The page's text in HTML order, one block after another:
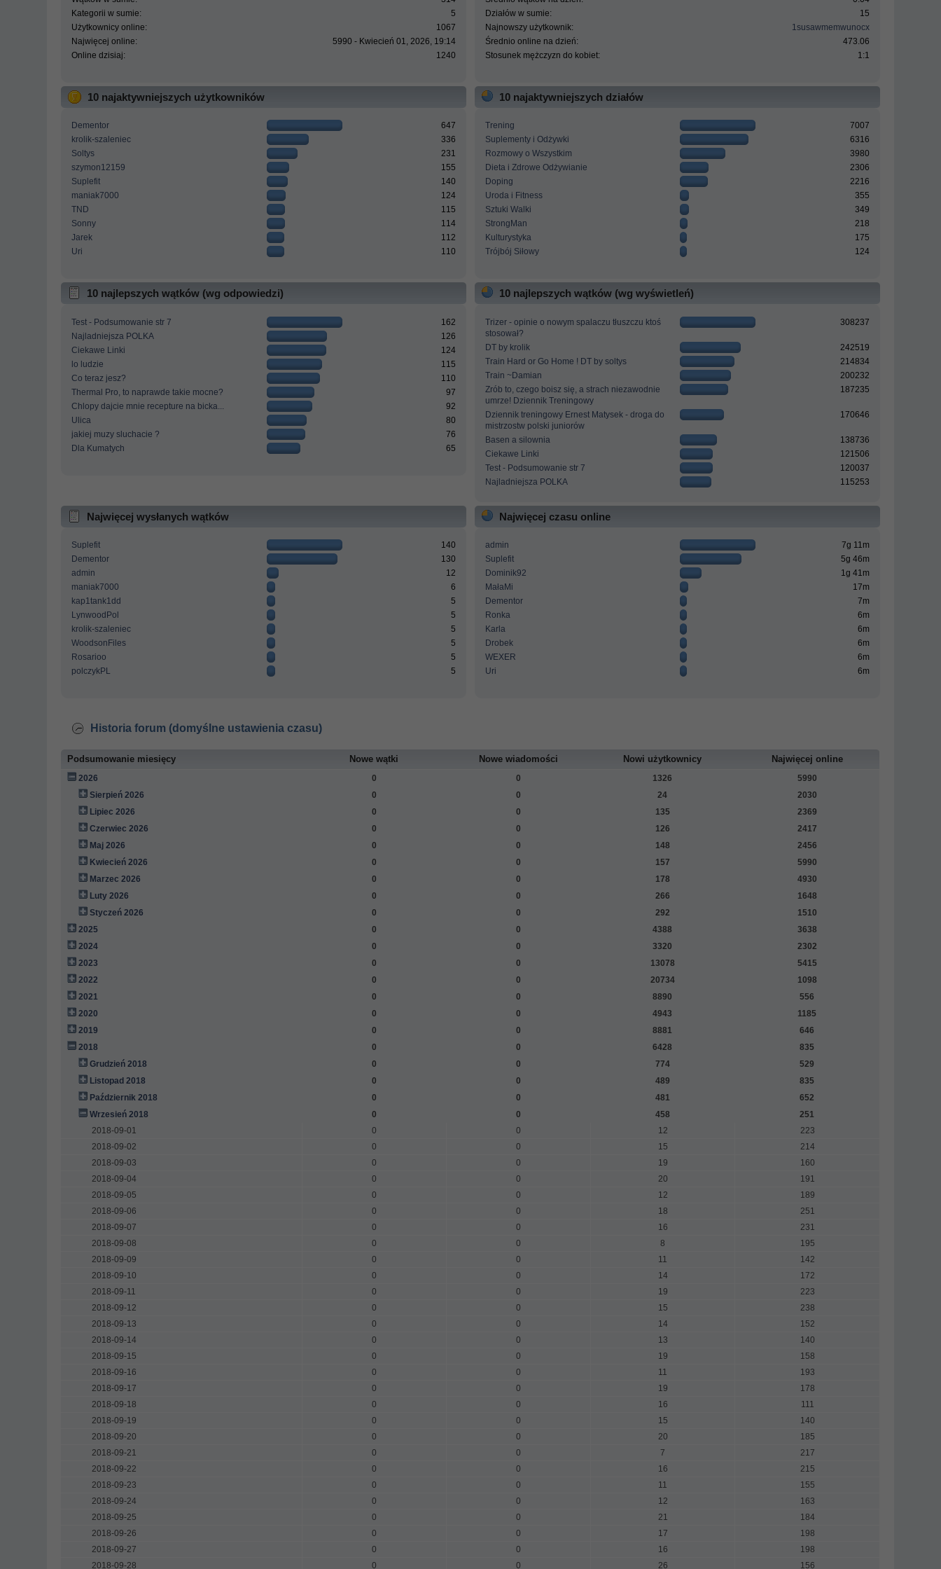
Kategorii w sumie:
5
Użytkownicy online:
1067
Najwięcej online:
5990 - Kwiecień 01, 2026, 19:14
Online dzisiaj:
1240
Działów w sumie:
15
Najnowszy użytkownik:
1susawmemwunocx
Średnio online na dzień:
473.06
Stosunek mężczyzn do kobiet:
1:1
10 najaktywniejszych użytkowników
Dementor
647
krolik-szaleniec
336
Soltys
231
szymon12159
155
Suplefit
140
maniak7000
124
TND
115
Sonny
114
Jarek
112
Uri
110
10 najaktywniejszych działów
Trening
7007
Suplementy i Odżywki
6316
Rozmowy o Wszystkim
3980
Dieta i Zdrowe Odżywianie
2306
Doping
2216
Uroda i Fitness
355
Sztuki Walki
349
StrongMan
218
Kulturystyka
175
Trójbój Siłowy
124
10 najlepszych wątków (wg odpowiedzi)
Test - Podsumowanie str 7
162
Najladniejsza POLKA
126
Ciekawe Linki
124
lo ludzie
115
Co teraz jesz?
110
Thermal Pro, to naprawde takie mocne?
97
Chlopy dajcie mnie recepture na bicka...
92
Ulica
80
jakiej muzy sluchacie ?
76
Dla Kumatych
65
10 najlepszych wątków (wg wyświetleń)
Trizer - opinie o nowym spalaczu tłuszczu ktoś
stosował?
308237
DT by krolik
242519
Train Hard or Go Home ! DT by soltys
214834
Train ~Damian
200232
Zrób to, czego boisz się, a strach niezawodnie
umrze! Dziennik Treningowy
187235
Dziennik treningowy Ernest Matysek - droga do
mistrzostw polski juniorów
170646
Basen a silownia
138736
Ciekawe Linki
121506
Test - Podsumowanie str 7
120037
Najladniejsza POLKA
115253
Najwięcej wysłanych wątków
Suplefit
140
Dementor
130
admin
12
maniak7000
6
kap1tank1dd
5
LynwoodPol
5
krolik-szaleniec
5
WoodsonFiles
5
Rosarioo
5
polczykPL
5
Najwięcej czasu online
admin
7g 11m
Suplefit
5g 46m
Dominik92
1g 41m
MałaMi
17m
Dementor
7m
Ronka
6m
Karla
6m
Drobek
6m
WEXER
6m
Uri
6m
Historia forum (domyślne ustawienia czasu)
Podsumowanie miesięcy Nowe wątki Nowe wiadomości Nowi użytkownicy Najwięcej online
2026 0 0 1326
5990
Sierpień 2026
0 0 24
2030
Lipiec 2026
0 0 135
2369
Czerwiec 2026
0 0 126
2417
Maj 2026
0 0 148
2456
Kwiecień 2026
0 0 157
5990
Marzec 2026
0 0 178
4930
Luty 2026
0 0 266
1648
Styczeń 2026
0 0 292
1510
2025
0 0 4388
3638
2024
0 0 3320
2302
2023
0 0 13078
5415
2022
0 0 20734
1098
2021
0 0 8890
556
2020
0 0 4943
1185
2019
0 0 8881
646
2018
0 0 6428
835
Grudzień 2018
0 0 774
529
Listopad 2018
0 0 489
835
Październik 2018
0 0 481
652
Wrzesień 2018
0 0 458
251
2018-09-01
0 0 12
223
2018-09-02
0 0 15
214
2018-09-03
0 0 19
160
2018-09-04
0 0 20
191
2018-09-05
0 0 12
189
2018-09-06
0 0 18
251
2018-09-07
0 0 16
231
2018-09-08
0 0 8
195
2018-09-09
0 0 11
142
2018-09-10
0 0 14
172
2018-09-11
0 0 19
223
2018-09-12
0 0 15
238
2018-09-13
0 0 14
152
2018-09-14
0 0 13
140
2018-09-15
0 0 19
158
2018-09-16
0 0 11
193
2018-09-17
0 0 19
178
2018-09-18
0 0 16
111
2018-09-19
0 0 15
140
2018-09-20
0 0 20
185
2018-09-21
0 0 7
217
2018-09-22
0 0 16
215
2018-09-23
0 0 11
155
2018-09-24
0 0 12
163
2018-09-25
0 0 21
184
2018-09-26
0 0 17
198
2018-09-27
0 0 16
198
2018-09-28
0 0 26 156